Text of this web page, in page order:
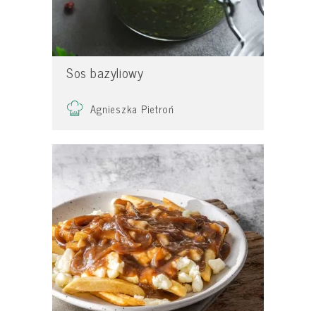
Sos bazyliowy
Agnieszka Pietroń